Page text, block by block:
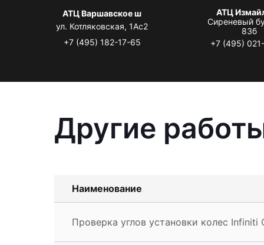
АТЦ Варшавское ш
ул. Котляковская, 1Ас2
+7 (495) 182-17-65
АТЦ
Сиреневый
83б
+7 (495)
Другие
Наименование
Проверка углов установки колес Infiniti